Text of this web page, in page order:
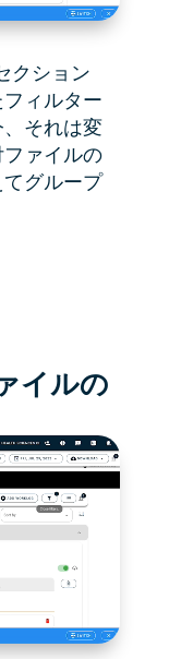
クション
ィルター
それは変
ァイルの
グループ
イルの